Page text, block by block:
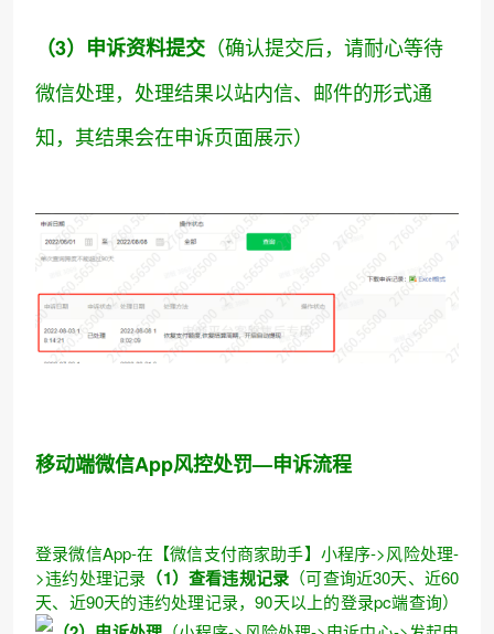
（3）申诉资料提交 （确认提交后，请耐心等待
微信处理，处理结果以站内信、邮件的形式通
知，其结果会在申诉页面展示）
移动端微信App风控处罚—申诉流程
登录微信App-在【微信支付商家助手】小程序->风险处理-
>违约处理记录 （1）查看违规记录 （可查询近30天、近60
天、近90天的违约处理记录，90天以上的登录pc端查询）